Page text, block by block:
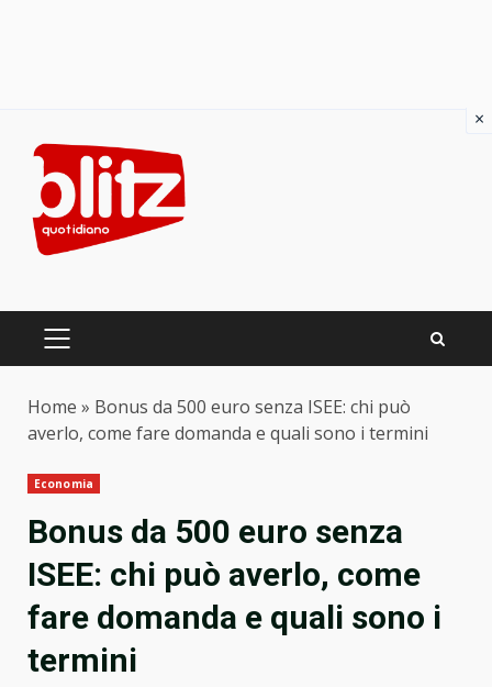
content
PRIMARY
Home » Bonus da 500 euro senza ISEE: chi può
averlo, come fare domanda e quali sono i termini
Economia
Bonus da 500 euro senza
ISEE: chi può averlo, come
fare domanda e quali sono i
termini
×